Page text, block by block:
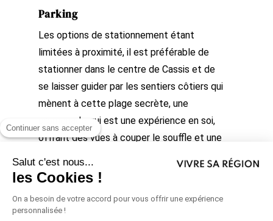
Continuer sans accepter
Salut c'est nous...
les Cookies !
On a besoin de votre accord pour vous offrir une expérience
personnalisée !
Parking
Les options de stationnement étant
limitées à proximité, il est préférable de
stationner dans le centre de Cassis et de
se laisser guider par les sentiers côtiers qui
mènent à cette plage secrète, une
promenade qui est une expérience en soi,
offrant des vues à couper le souffle et une
région.
Parking le plus proche :
Parking de la Plage du Corton, Avenue